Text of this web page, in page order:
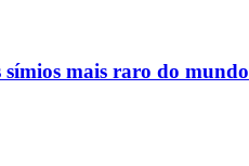
símios mais raro do mundo